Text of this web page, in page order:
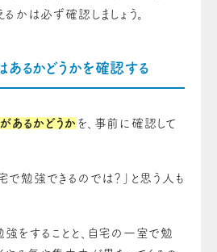
かは必ず確認しましょう。
あるかどうかを確認する
あるかどうか を 、事前に確認して
で勉強できるのでは？」と思う人も
をすることと、自宅の一室で勉